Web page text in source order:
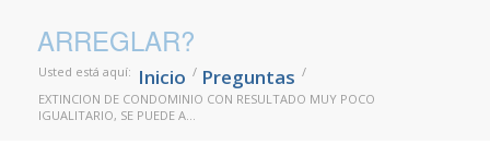
ARREGLAR?
Usted está aquí: Inicio / Preguntas /
EXTINCION DE CONDOMINIO CON RESULTADO MUY POCO
IGUALITARIO, SE PUEDE A...